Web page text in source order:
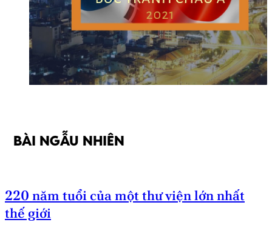
BÀI NGẪU NHIÊN
220 năm tuổi của một thư viện lớn nhất
thế giới